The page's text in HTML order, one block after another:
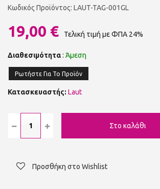
Κωδικός Προϊόντος: LAUT-TAG-001GL
19,00 € Τελική τιμή με ΦΠΑ 24%
Διαθεσιμότητα: Άμεση
Ρωτήστε Για Το Προϊόν
Κατασκευαστής: Laut
Προσθήκη στο Wishlist